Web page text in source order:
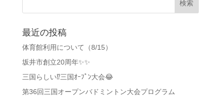
最近の投稿
体育館利用について（8/15）
坂井市創立20周年✨✨
三国らしい⁉️三国ｵｰﾌﾟﾝ大会😂
第36回三国オープンバドミントン大会プログラム